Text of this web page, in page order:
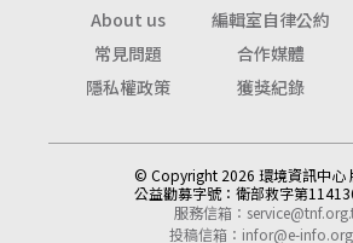
About us
編輯室自律公約
常見問題
合作媒體
隱私權政策
獲獎紀錄
© Copyright 2026 環境資訊中心
公益勸募字號： 衛部救字第
服務信箱：
投稿信箱： infor@e-